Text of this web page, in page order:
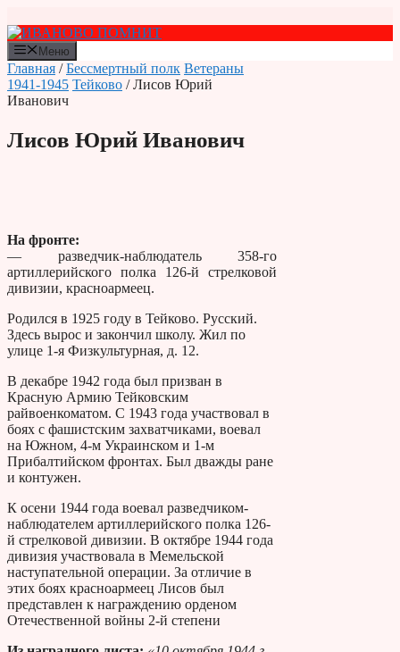
к
содержимому
Меню
Главная /Бессмертный полк Ветераны
1941-1945 Тейково / Лисов Юрий
Иванович
Лисов Юрий Иванович
На фронте:
— разведчик-наблюдатель 358-го
артиллерийского полка 126-й стрелковой
дивизии, красноармеец.
Родился в 1925 году в Тейково. Русский.
Здесь вырос и закончил школу. Жил по
улице 1-я Физкультурная, д. 12.
В декабре 1942 года был призван в
Красную Армию Тейковским
райвоенкоматом. С 1943 года участвовал в
боях с фашистским захватчиками, воевал
на Южном, 4-м Украинском и 1-м
Прибалтийском фронтах. Был дважды ране
и контужен.
К осени 1944 года воевал разведчиком-
наблюдателем артиллерийского полка 126-
й стрелковой дивизии. В октябре 1944 года
дивизия участвовала в Мемельской
наступательной операции. За отличие в
этих боях красноармеец Лисов был
представлен к награждению орденом
Отечественной войны 2-й степени